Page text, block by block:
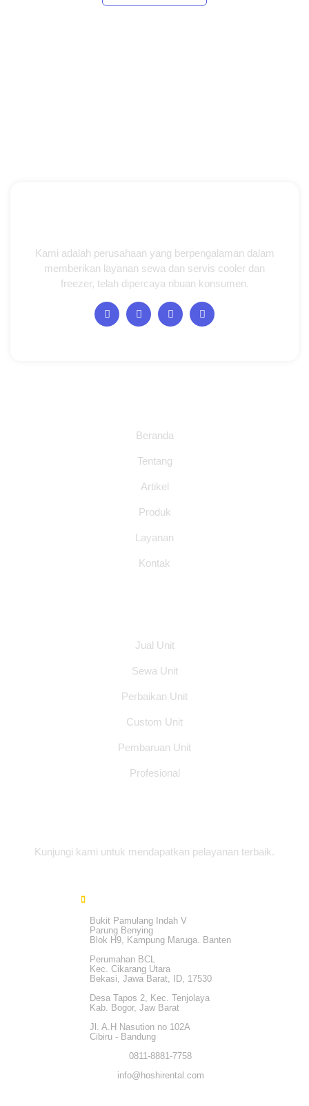
Kami adalah perusahaan yang berpengalaman dalam
memberikan layanan sewa dan servis cooler dan
freezer, telah dipercaya ribuan konsumen.
Beranda
Tentang
Artikel
Produk
Layanan
Kontak
Jual Unit
Sewa Unit
Perbaikan Unit
Custom Unit
Pembaruan Unit
Profesional
Kunjungi kami untuk mendapatkan pelayanan terbaik.
Bukit Pamulang Indah V
Parung Benying
Blok H9, Kampung Maruga. Banten
Perumahan BCL
Kec. Cikarang Utara
Bekasi, Jawa Barat, ID, 17530
Desa Tapos 2, Kec. Tenjolaya
Kab. Bogor, Jaw Barat
Jl. A.H Nasution no 102A
Cibiru - Bandung
0811-8881-7758
info@hoshirental.com